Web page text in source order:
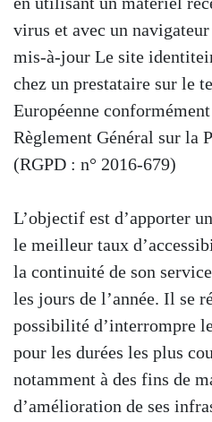
virus et avec un
mis-à-jour Le site
chez un prestataire sur le
Européenne
Règlement Général sur la
(RGPD : n° 2016-679)
L’objectif est d’apporter
le meilleur taux
la continuité de son
les jours de l’année. Il se
possibilité d’interrompre
pour les durées les plus
notamment à des fins de
d’amélioration de ses